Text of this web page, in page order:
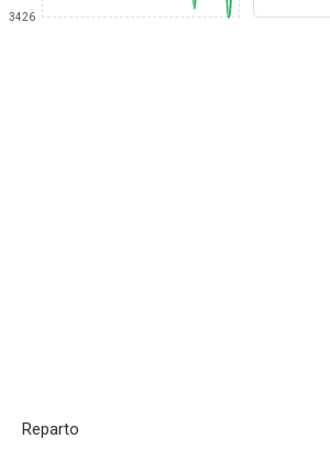
3426
Reparto